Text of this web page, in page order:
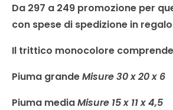
Da 297 a 249 promozione per
con spese di spedizione in
Il trittico monocolore
Piuma grandeMisure 30 x 20 x 6
Piuma mediaMisure 15 x 11 x 4,5